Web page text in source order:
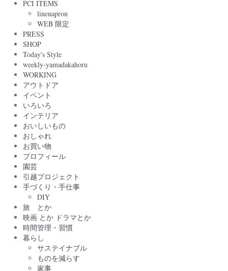
PCI ITEMS
linenapron
WEB 限定
PRESS
SHOP
Today's Style
weekly-yamadakahoru
WORKING
アウトドア
イベント
いろいろ
インテリア
おいしいもの
おしゃれ
お買い物
プロフィール
園芸
引越プロジェクト
手づくり・手仕事
DIY
旅 とか
映画 とか ドラマとか
時間管理・習慣
暮らし
サステイナブル
ものを減らす
家事